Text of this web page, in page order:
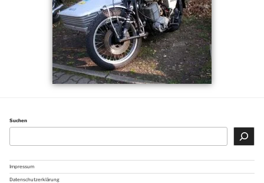
Suchen
Impressum
Datenschutzerklärung